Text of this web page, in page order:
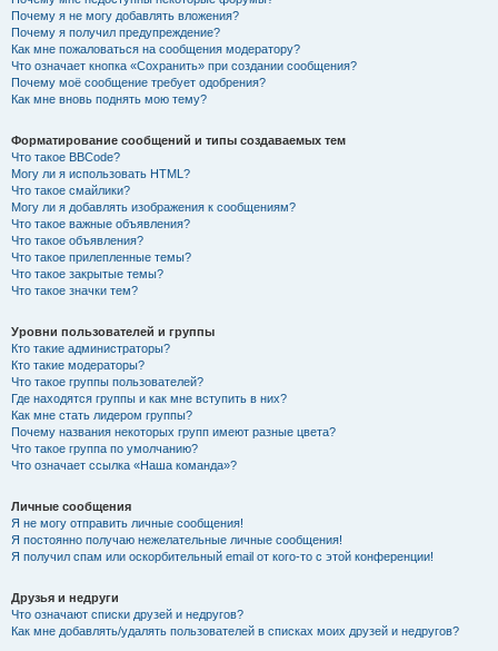
Почему я не могу добавлять вложения?
Почему я получил предупреждение?
Как мне пожаловаться на сообщения модератору?
Что означает кнопка «Сохранить» при создании сообщения?
Почему моё сообщение требует одобрения?
Как мне вновь поднять мою тему?
Форматирование сообщений и типы создаваемых тем
Что такое BBCode?
Могу ли я использовать HTML?
Что такое смайлики?
Могу ли я добавлять изображения к сообщениям?
Что такое важные объявления?
Что такое объявления?
Что такое прилепленные темы?
Что такое закрытые темы?
Что такое значки тем?
Уровни пользователей и группы
Кто такие администраторы?
Кто такие модераторы?
Что такое группы пользователей?
Где находятся группы и как мне вступить в них?
Как мне стать лидером группы?
Почему названия некоторых групп имеют разные цвета?
Что такое группа по умолчанию?
Что означает ссылка «Наша команда»?
Личные сообщения
Я не могу отправить личные сообщения!
Я постоянно получаю нежелательные личные сообщения!
Я получил спам или оскорбительный email от кого-то с этой конференции!
Друзья и недруги
Что означают списки друзей и недругов?
Как мне добавлять/удалять пользователей в списках моих друзей и недругов?